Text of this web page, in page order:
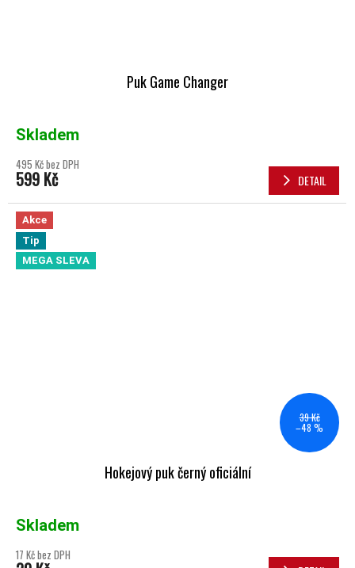
Puk Game Changer
Skladem
495 Kč bez DPH
599 Kč DETAIL
Akce
Tip
MEGA SLEVA
39 Kč
–48 %
Hokejový puk černý oficiální
Skladem
17 Kč bez DPH